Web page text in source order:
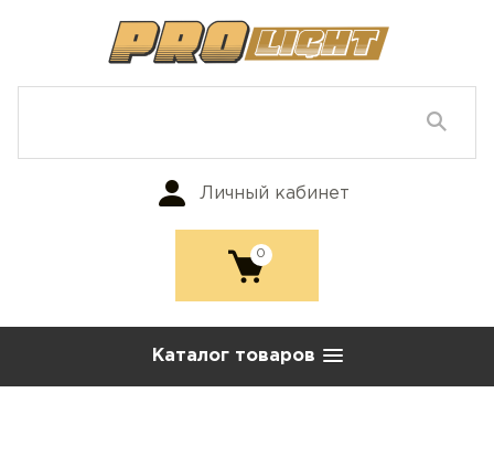
Личный кабинет
0
Каталог товаров